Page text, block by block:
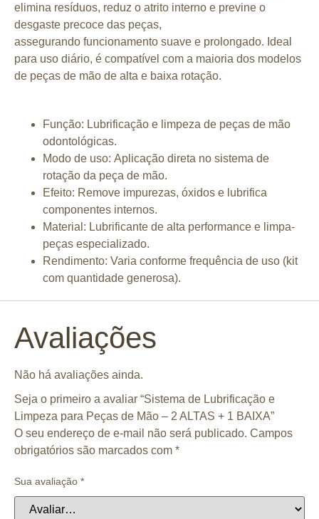
elimina resíduos, reduz o atrito interno e previne o
desgaste precoce das peças,
assegurando funcionamento suave e prolongado. Ideal
para uso diário, é compatível com a maioria dos modelos
de peças de mão de alta e baixa rotação.
Função: Lubrificação e limpeza de peças de mão
odontológicas.
Modo de uso: Aplicação direta no sistema de
rotação da peça de mão.
Efeito: Remove impurezas, óxidos e lubrifica
componentes internos.
Material: Lubrificante de alta performance e limpa-
peças especializado.
Rendimento: Varia conforme frequência de uso (kit
com quantidade generosa).
Avaliações
Não há avaliações ainda.
Seja o primeiro a avaliar “Sistema de Lubrificação e
Limpeza para Peças de Mão – 2 ALTAS + 1 BAIXA”
O seu endereço de e-mail não será publicado. Campos
obrigatórios são marcados com *
Sua avaliação *